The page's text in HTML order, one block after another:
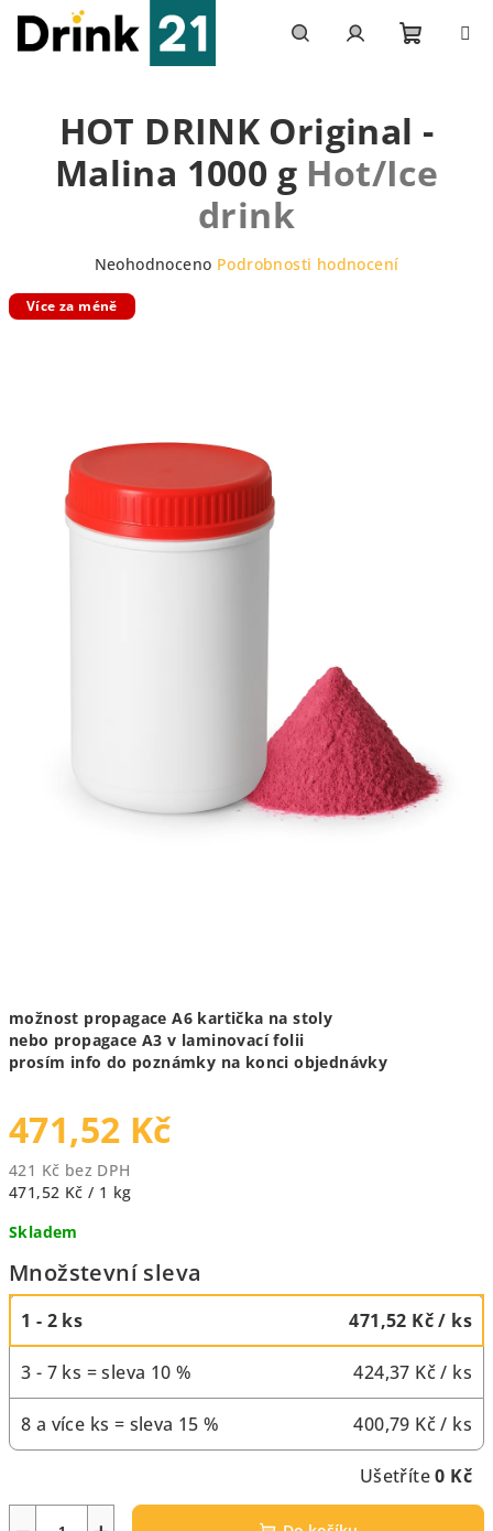
obsah
košík
možnost propagace A6 kartička na stoly
nebo propagace A3 v laminovací folii
prosím info do poznámky na konci objednávky
471,52 Kč
421 Kč bez DPH
Měrná
471,52 Kč / 1 kg
Skladem
Množstevní sleva
1 - 2 ks 471,52 Kč/ ks
3 - 7 ks = sleva 10 % 424,37 Kč/ ks
8 a více ks = sleva 15 % 400,79 Kč/ ks
Ušetříte0 Kč
HOT DRINK Original -
Malina 1000 g Hot/Ice
drink
Průměrné
produktu
Neohodnoceno Podrobnosti hodnocení
Více za méně